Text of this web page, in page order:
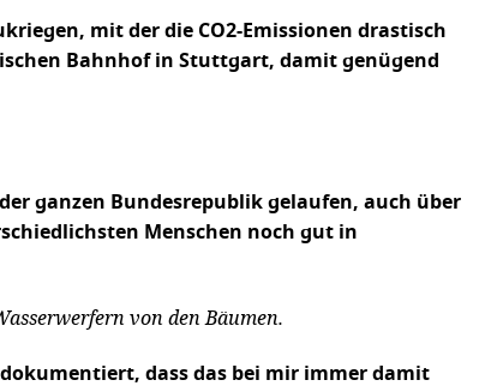
mit der die CO2-Emissionen drastisch
Bahnhof in Stuttgart, damit genügend
ganzen Bundesrepublik gelaufen, auch über
Menschen noch gut in
von den Bäumen.
dass das bei mir immer damit